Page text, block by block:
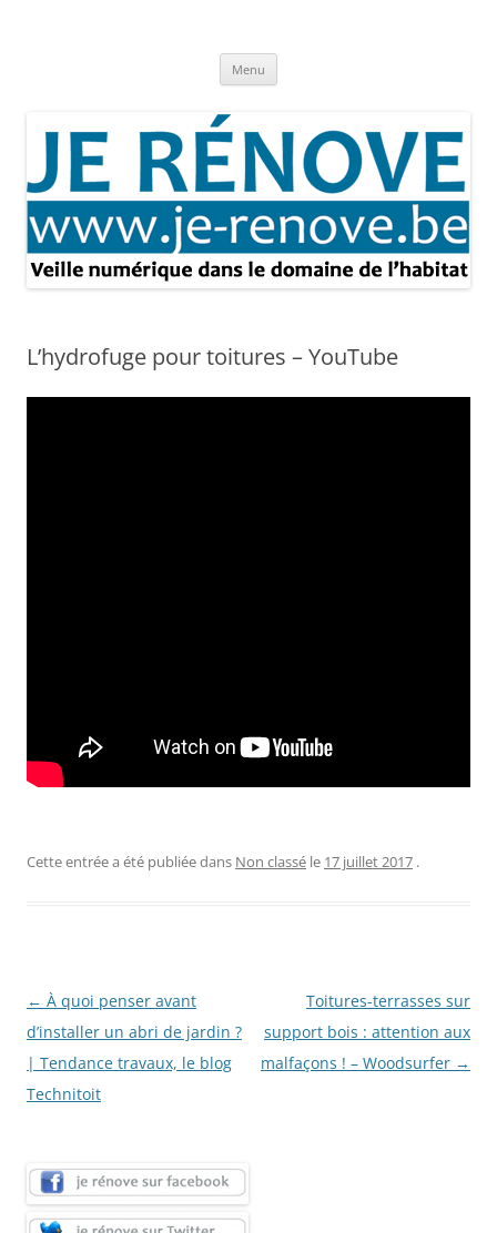
Menu
L’hydrofuge pour toitures – YouTube
Cette entrée a été publiée dans Non classé le 17 juillet 2017 .
Navigation
des
articles
← À quoi penser avant
d’installer un abri de jardin ?
| Tendance travaux, le blog
Technitoit
Toitures-terrasses sur
support bois : attention aux
malfaçons ! – Woodsurfer →